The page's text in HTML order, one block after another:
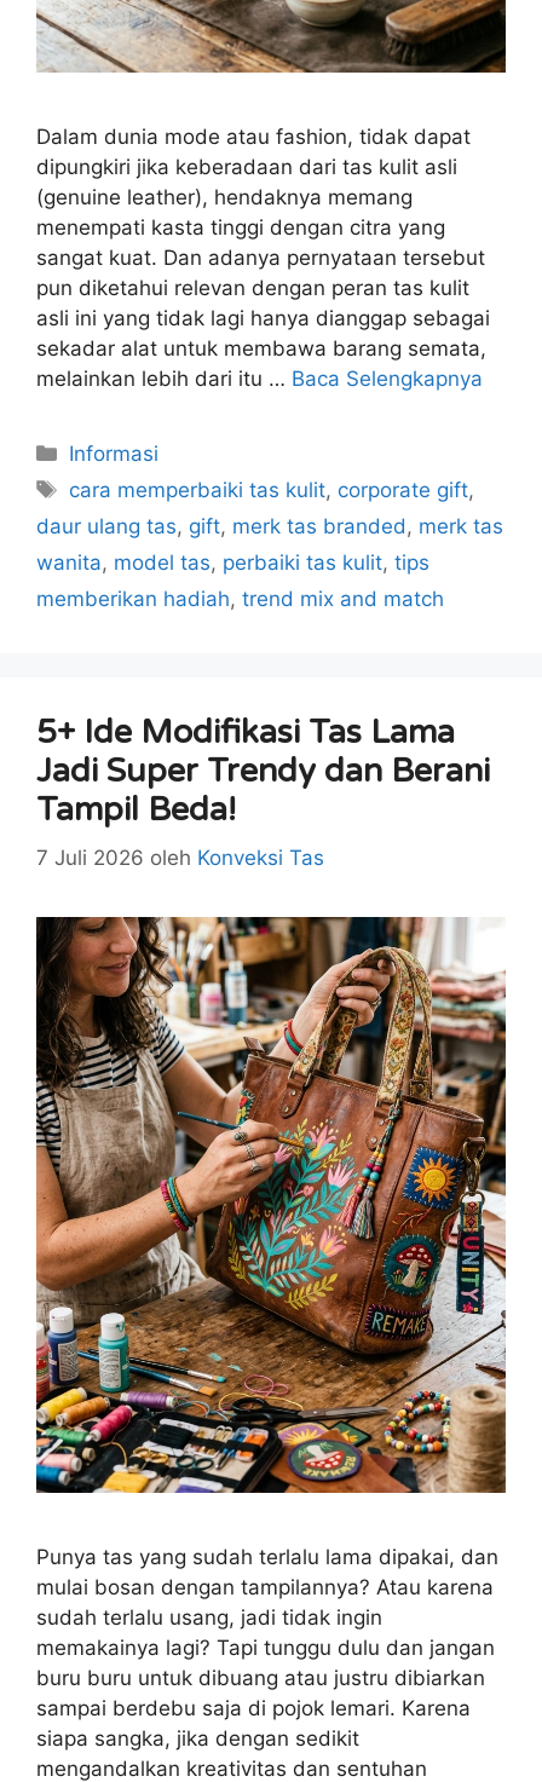
Dalam dunia mode atau fashion, tidak dapat
dipungkiri jika keberadaan dari tas kulit asli
(genuine leather), hendaknya memang
menempati kasta tinggi dengan citra yang
sangat kuat. Dan adanya pernyataan tersebut
pun diketahui relevan dengan peran tas kulit
asli ini yang tidak lagi hanya dianggap sebagai
sekadar alat untuk membawa barang semata,
melainkan lebih dari itu … Baca Selengkapnya
Kategori
Informasi
Tag
cara memperbaiki tas kulit, corporate gift,
daur ulang tas, gift, merk tas branded , merk tas
wanita, model tas, perbaiki tas kulit, tips
memberikan hadiah, trend mix and match
5+ Ide Modifikasi Tas Lama
Jadi Super Trendy dan Berani
Tampil Beda!
7 Juli 2026 oleh Konveksi Tas
Punya tas yang sudah terlalu lama dipakai, dan
mulai bosan dengan tampilannya? Atau karena
sudah terlalu usang, jadi tidak ingin
memakainya lagi? Tapi tunggu dulu dan jangan
buru buru untuk dibuang atau justru dibiarkan
sampai berdebu saja di pojok lemari. Karena
siapa sangka, jika dengan sedikit
mengandalkan kreativitas dan sentuhan